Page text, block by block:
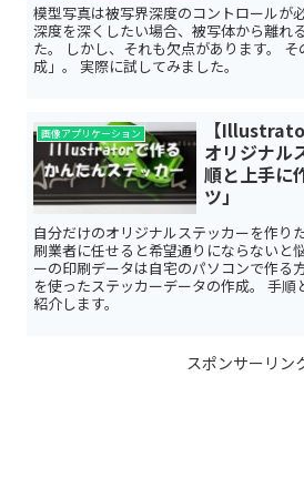
模型写真は被写界深度のコントロールが
深度を深くしたい場合、被写体から離れ
た。 しかし、それも欠点があります。
成」。 実際に試してみました。
画像アプリケーション
【
オリジナル
順と上手に
ツ」
自分だけのオリジナルステッカーを作り
刷業者に任せると希望通りにならないと
ーの印刷データは自宅のパソコンで作る
を使ったステッカーデータの作成。 手順
紹介します。
スポンサーリン